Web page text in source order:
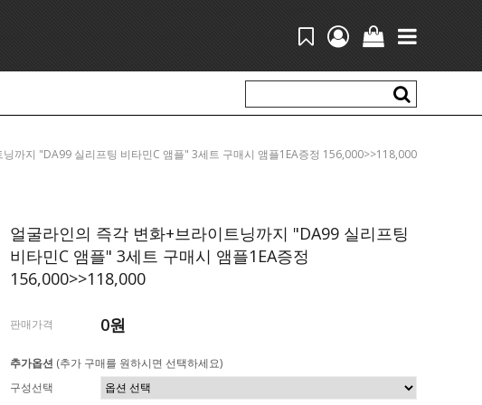
까지 "DA99 실리프팅 비타민C 앰플" 3세트 구매시 앰플1EA증정 156,000>>118,000
얼굴라인의 즉각 변화+브라이트닝까지 "DA99 실리프팅
비타민C 앰플" 3세트 구매시 앰플1EA증정
156,000>>118,000
판매가격 0원
추가옵션 (추가 구매를 원하시면 선택하세요)
구성선택